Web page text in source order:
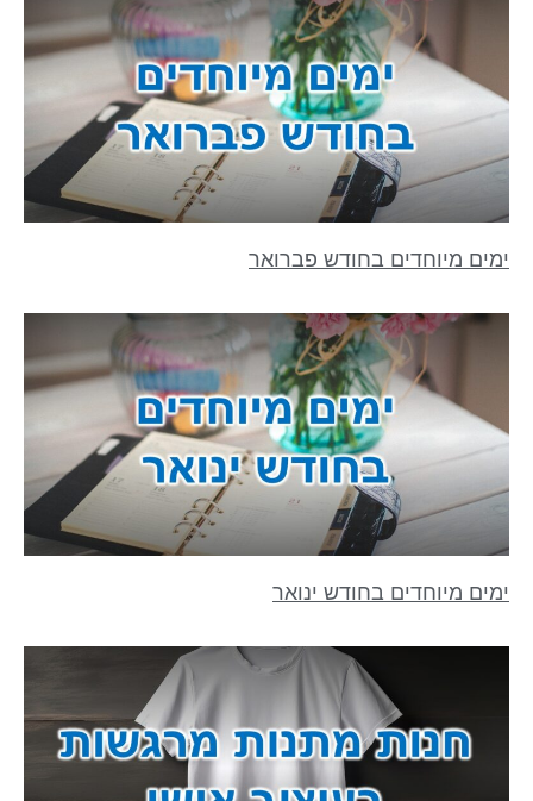
ימים מיוחדים בחודש פברואר
ימים מיוחדים בחודש ינואר